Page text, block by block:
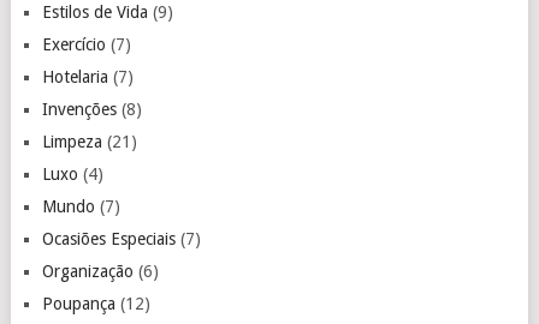
Estilos de Vida (9)
Exercício (7)
Hotelaria (7)
Invenções(8)
Limpeza (21)
Luxo (4)
Mundo (7)
Ocasiões Especiais(7)
Organização (6)
Poupança (12)